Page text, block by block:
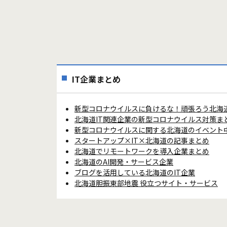
IT企業まとめ
新型コロナウイルスに負けるな！頑張ろう北海
北海道IT関連企業の新型コロナウイルス対策ま
新型コロナウイルスに関する北海道のイベント
スタートアップ×IT×北海道の記事まとめ
北海道でリモートワークを導入企業まとめ
北海道のAI開発・サービス企業
ブログを活用している北海道のIT企業
北海道胆振東部地震 役立つサイト・サービス